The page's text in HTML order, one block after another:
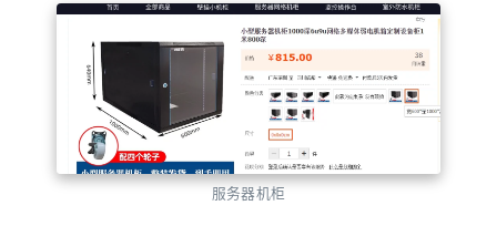
服务器机柜